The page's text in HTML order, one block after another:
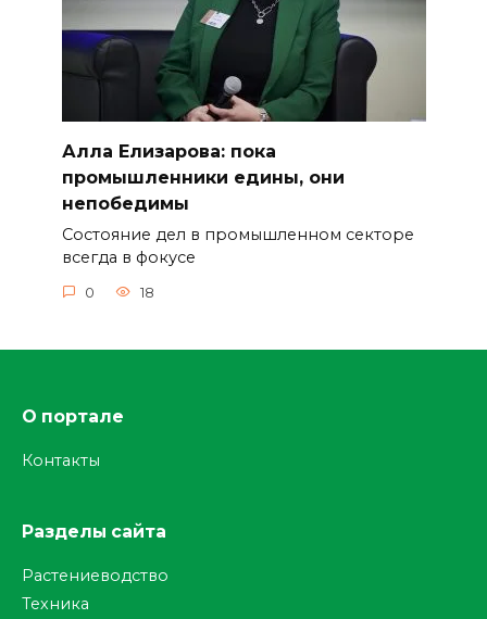
Алла Елизарова: пока
промышленники едины, они
непобедимы
Состояние дел в промышленном секторе
всегда в фокусе
0 18
О портале
Контакты
Разделы сайта
Растениеводство
Техника